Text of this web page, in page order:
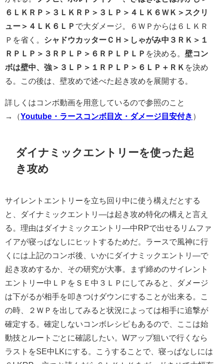
６ＬＫＲＰ＞３ＬＫＲＰ＞３ＬＰ＞４ＬＫ６ＷＫ＞スクリ
ュー＞４ＬＫ６ＬＰ で大ダメージ。６ＷＰからは６ＬＫＲ
Ｐを省く。 シャドウカッターＣＨ＞しゃがみ中３ＲＫ＞１
ＲＰＬＰ＞３ＲＰＬＰ＞６ＲＰＬＰＬＰ を決める。 壁コン
ボは壁中、強＞３ＬＰ＞１ＲＰＬＰ＞６ＬＰ＋ＲＫ を決め
る。この後は、壁攻めで述べた起き攻めを展開する。
詳しくはコンボ動画を用意しているので参照のこと
→（Youtube・ラースコンボ目次・ダメージ目安付き ）
ダイナミックエントリーを使った起
き攻め
サイレントエントリーを立ち回り中に使う構えだとする
と、ダイナミックエントリ―は起き攻め特化の構えと言え
る。理由はダイナミックエントリ―中RPで出せるリムファ
イアが寝っぱなしにヒットするためだ。ラースで風神に行
くには上記のコンボ後、いかにダイナミックエントリ―で
起き攻めするか、その研究が大事。まず締めのサイレント
エントリー中ＬＰをＳＥ中３ＬＰにしてみると、ダメージ
は下がるが相手を叩きつけダウンにすることが出来る。こ
の時、２ＷＰを出してみると状況によっては相手に追撃が
確定する。確定しないコンボレシピもあるので、ここは始
動技とルートごとに確認したい。Wアップ狙いで行くなら
ラストをSE中LKにする。こうすることで、寝っぱなしには